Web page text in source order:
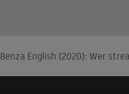
Benza English (2020): Wer